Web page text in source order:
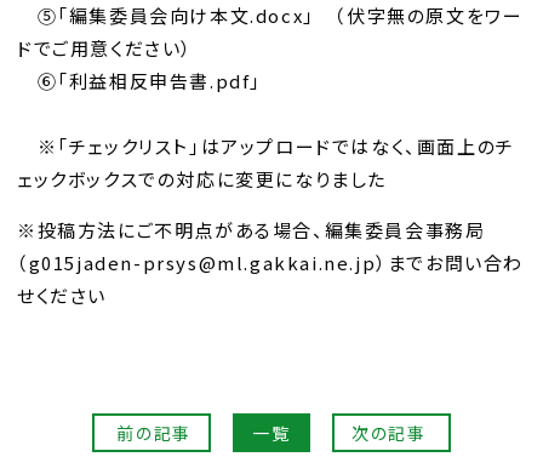
⑤「編集委員会向け本文.docx」 （伏字無の原文をワー
ドでご用意ください）
⑥「利益相反申告書.pdf」
※「チェックリスト」はアップロードではなく、画面上のチ
ェックボックスでの対応に変更になりました
※投稿方法にご不明点がある場合、編集委員会事務局
（g015jaden-prsys@ml.gakkai.ne.jp）までお問い合わ
せください
前の記事 一覧 次の記事